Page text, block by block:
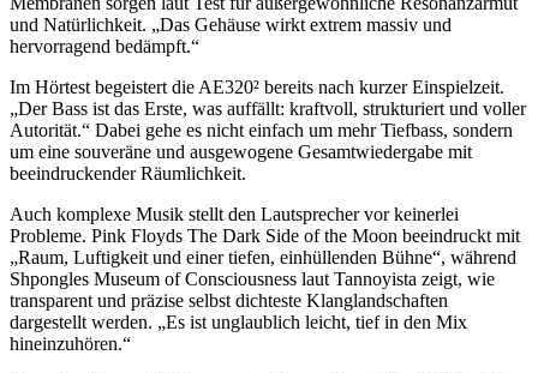
und Natürlichkeit. „Das Gehäuse wirkt extrem massiv und
hervorragend bedämpft.“
Im Hörtest begeistert die AE320² bereits nach kurzer Einspielzeit.
„Der Bass ist das Erste, was auffällt: kraftvoll, strukturiert und voller
Autorität.“ Dabei gehe es nicht einfach um mehr Tiefbass, sondern
um eine souveräne und ausgewogene Gesamtwiedergabe mit
beeindruckender Räumlichkeit.
Auch komplexe Musik stellt den Lautsprecher vor keinerlei
Probleme. Pink Floyds The Dark Side of the Moon beeindruckt mit
„Raum, Luftigkeit und einer tiefen, einhüllenden Bühne“, während
Shpongles Museum of Consciousness laut Tannoyista zeigt, wie
transparent und präzise selbst dichteste Klanglandschaften
dargestellt werden. „Es ist unglaublich leicht, tief in den Mix
hineinzuhören.“